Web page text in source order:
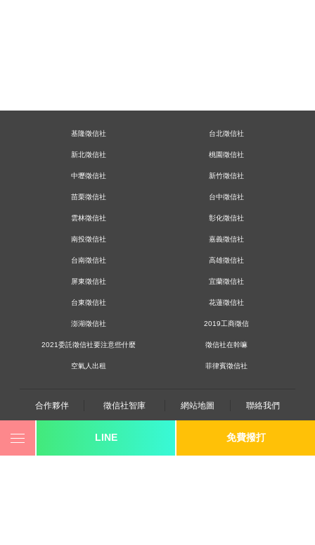
LINE 免費撥打
基隆徵信社 台北徵信社
新北徵信社 桃園徵信社
中壢徵信社 新竹徵信社
苗栗徵信社 台中徵信社
雲林徵信社 彰化徵信社
南投徵信社 嘉義徵信社
台南徵信社 高雄徵信社
屏東徵信社 宜蘭徵信社
台東徵信社 花蓮徵信社
澎湖徵信社 2019工商徵信
2021委託徵信社要注意些什麼 徵信社在幹嘛
空氣人出租 菲律賓徵信社
合作夥伴 徵信社智庫 網站地圖 聯絡我們
0800-250-555 revote990109@gmail.com
youtube twitter facebook line